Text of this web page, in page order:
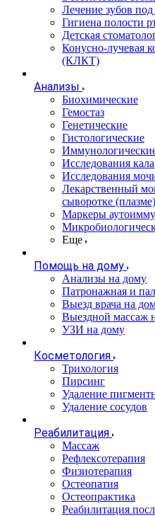
Лечение зубов
Гигиена полости
Детская
Конусно-лучевая
(КЛКТ)
Анализы
Биохимические
Гемостаз
Генетические
Гистологические
Исследования кала
Исследования
Лекарственный
сыворотке
Маркеры
Еще
Помощь на дому
Анализы на дому
Патронажная и
Выезд врача на
Выездной массаж
УЗИ на дому
Косметология
Трихология
Пирсинг
Удаление
Удаление сосудов
Реабилитация
Массаж
Рефлексотерапия
Физиотерапия
Остеопатия
Остеопрактика
Реабилитация